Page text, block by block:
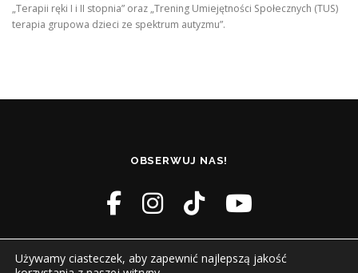
„Terapii ręki I i II stopnia” oraz „Trening Umiejętności Społecznych (TUS)
terapia grupowa dzieci ze spektrum autyzmu”.
OBSERWUJ NAS!
Używamy ciasteczek, aby zapewnić najlepszą jakość